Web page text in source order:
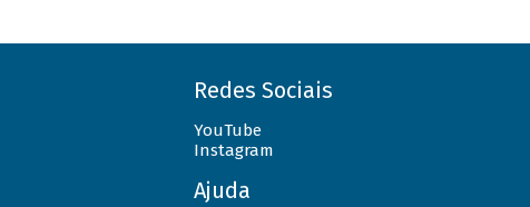
Redes Sociais
YouTube
Instagram
Ajuda